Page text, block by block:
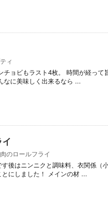
ィ
ョビもラスト4枚。 時間が経って
なに美味しく出来るなら ...
のロールフライ
後はニンニクと調味料、衣関係（
にしました！ メインの材 ...